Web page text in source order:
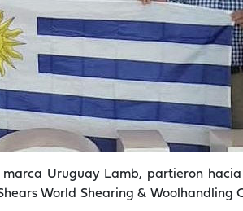
Uruguay Lamb, partieron
World Shearing & Woolhandling